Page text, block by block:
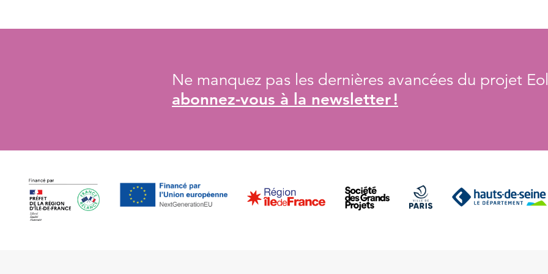
Ne manquez pas les dernières avancées du projet
abonnez-vous à la newsletter !